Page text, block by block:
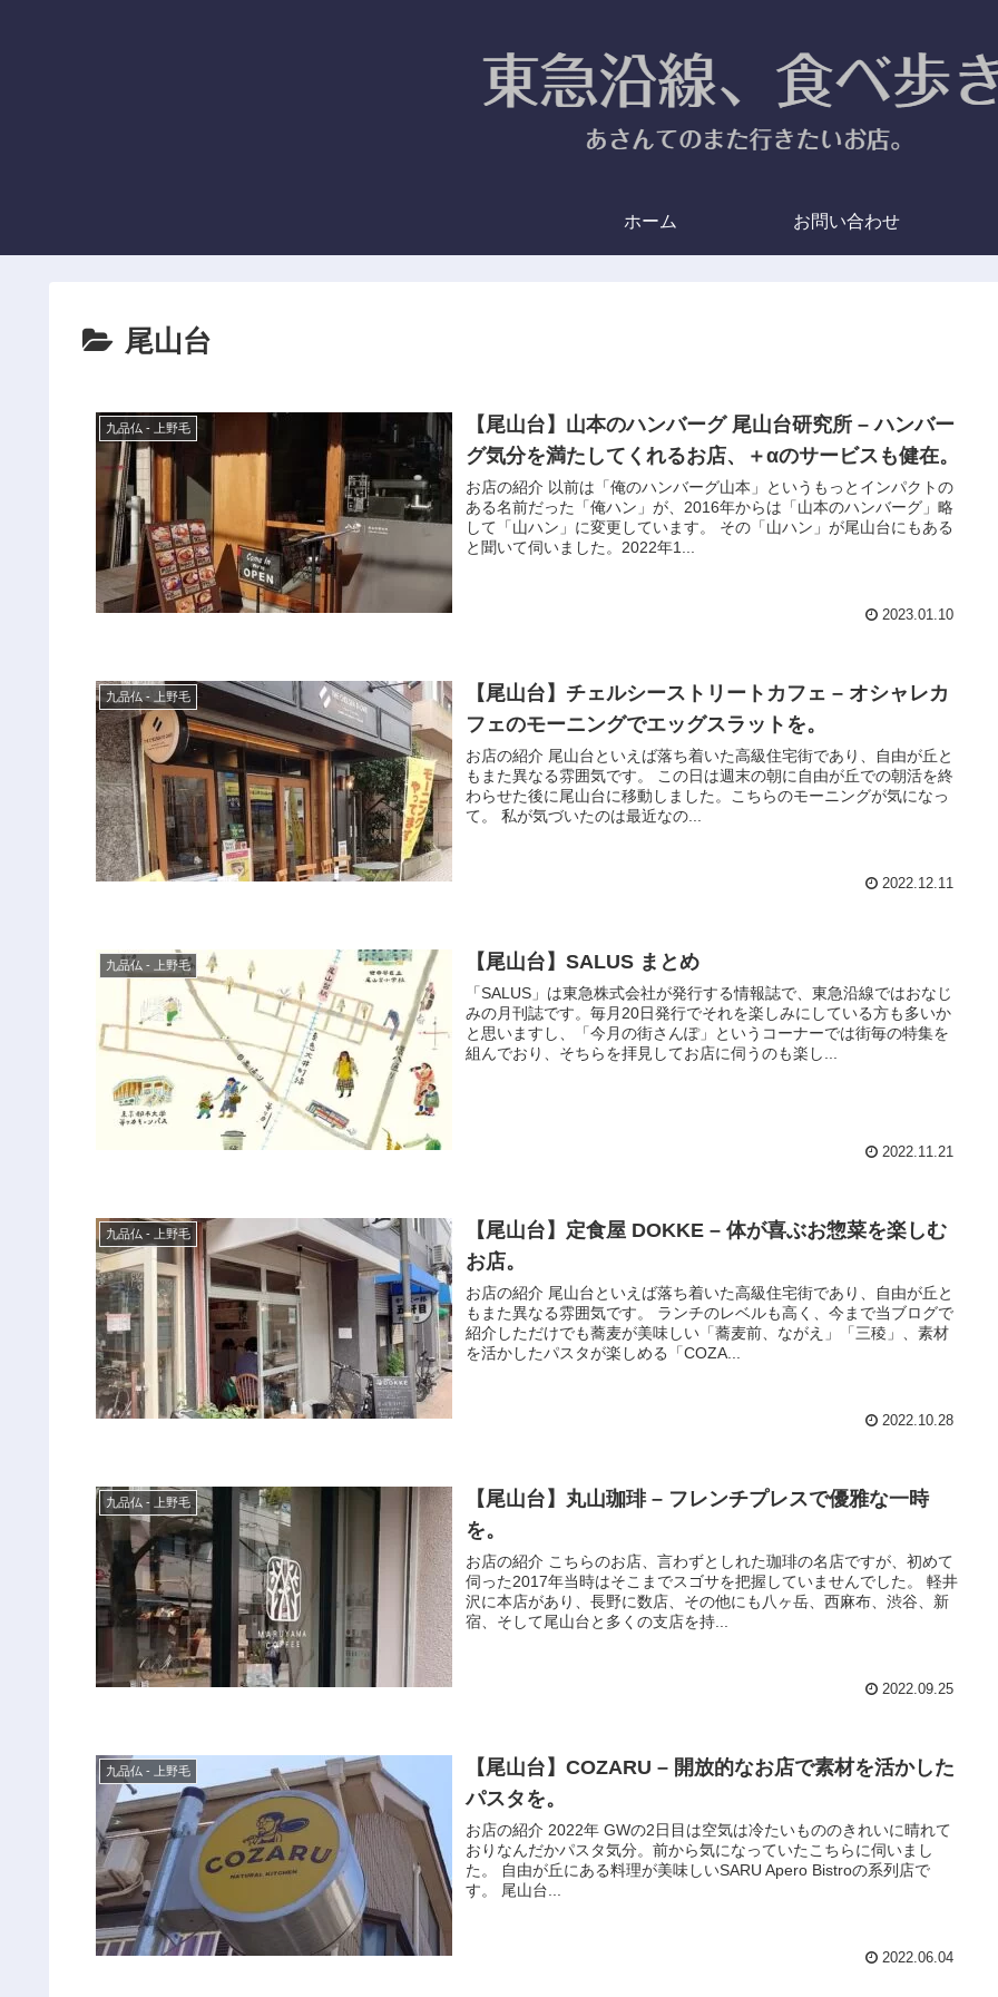
ホーム お問い合わせ
尾山台
九品仏 - 上野毛
【尾山台】山本のハンバーグ 尾山台研究所 – ハンバー
グ気分を満たしてくれるお店、＋αのサービスも健在。
お店の紹介 以前は「俺のハンバーグ山本」というもっとインパクトの
ある名前だった「俺ハン」が、2016年からは「山本のハンバーグ」略
して「山ハン」に変更しています。 その「山ハン」が尾山台にもある
と聞いて伺いました。2022年1...
2023.01.10
九品仏 - 上野毛
【尾山台】チェルシーストリートカフェ – オシャレカ
フェのモーニングでエッグスラットを。
お店の紹介 尾山台といえば落ち着いた高級住宅街であり、自由が丘と
もまた異なる雰囲気です。 この日は週末の朝に自由が丘での朝活を終
わらせた後に尾山台に移動しました。こちらのモーニングが気になっ
て。 私が気づいたのは最近なの...
2022.12.11
九品仏 - 上野毛 【尾山台】SALUS まとめ
「SALUS」は東急株式会社が発行する情報誌で、東急沿線ではおなじ
みの月刊誌です。毎月20日発行でそれを楽しみにしている方も多いか
と思いますし、「今月の街さんぽ」というコーナーでは街毎の特集を
組んでおり、そちらを拝見してお店に伺うのも楽し...
2022.11.21
九品仏 - 上野毛
【尾山台】定食屋 DOKKE – 体が喜ぶお惣菜を楽しむ
お店。
お店の紹介 尾山台といえば落ち着いた高級住宅街であり、自由が丘と
もまた異なる雰囲気です。 ランチのレベルも高く、今まで当ブログで
紹介しただけでも蕎麦が美味しい「蕎麦前、ながえ」「三稜」、素材
を活かしたパスタが楽しめる「COZA...
2022.10.28
九品仏 - 上野毛
【尾山台】丸山珈琲 – フレンチプレスで優雅な一時
を。
お店の紹介 こちらのお店、言わずとしれた珈琲の名店ですが、初めて
伺った2017年当時はそこまでスゴサを把握していませんでした。 軽井
沢に本店があり、長野に数店、その他にも八ヶ岳、西麻布、渋谷、新
宿、そして尾山台と多くの支店を持...
2022.09.25
九品仏 - 上野毛
【尾山台】COZARU – 開放的なお店で素材を活かした
パスタを。
お店の紹介 2022年 GWの2日目は空気は冷たいもののきれいに晴れて
おりなんだかパスタ気分。前から気になっていたこちらに伺いまし
た。 自由が丘にある料理が美味しいSARU Apero Bistroの系列店で
す。 尾山台...
2022.06.04